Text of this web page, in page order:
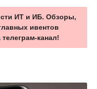
ИТ и ИБ. Обзоры,
ивентов
канал!